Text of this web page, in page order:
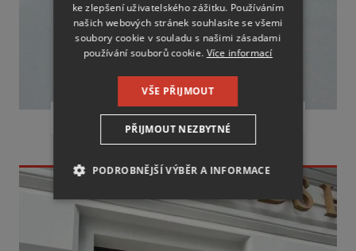
RODINNÝ DŮM
RUSSIAN
GERMAN
ke zlepšení uživatelského zážitku. Používáním
našich webových stránek souhlasíte se všemi
soubory cookie v souladu s našimi zásadami
používání souborů cookie. Více informací
VŠE PŘIJMOUT
PŘIJMOUT NEZBYTNÉ
PODROBNĚJŠÍ VÝBĚR A INFORMACE
NEZBYTNĚ NUTNÉ SOUBORY
VÝKONOVÉ SOUBORY